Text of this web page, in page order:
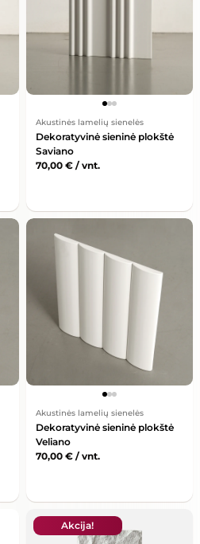
Akustinės lamelių sienelės
Dekoratyvinė sieninė plokštė
Saviano
70,00 €/ vnt.
Akustinės lamelių sienelės
Dekoratyvinė sieninė plokštė
Veliano
70,00 €/ vnt.
Akcija!